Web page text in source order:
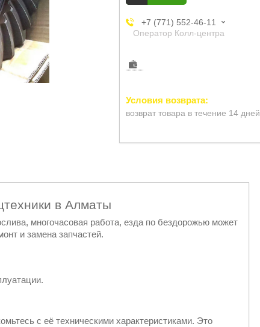
+7 (771) 552-46-11
Оператор Колл-центра
возврат товара в течение 14 дней
в Алматы
многочасовая работа, езда по бездорожью может
и замена запчастей.
с её техническими характеристиками. Это